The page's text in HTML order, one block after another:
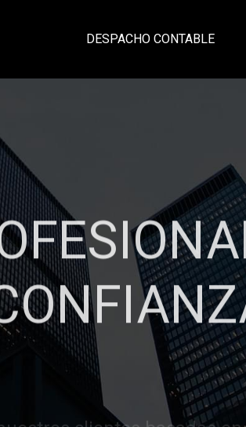
DESPACHO CONTABLE
clientes basadas
a concretar sus
financieras.